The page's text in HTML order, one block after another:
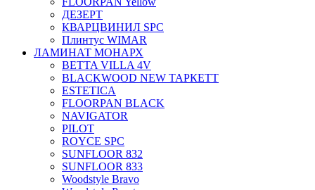
ДЕЗЕРТ
КВАРЦВИНИЛ SPC
Плинтус WIMAR
ЛАМИНАТ МОНАРХ
BETTA VILLA 4V
BLACKWOOD NEW ТАРКЕТТ
ESTETICA
FLOORPAN BLACK
NAVIGATOR
PILOT
ROYCE SPC
SUNFLOOR 832
SUNFLOOR 833
Woodstyle Bravo